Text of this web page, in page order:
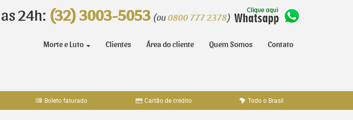
24h: (32) 3003-5053 (ou 0800 777 2378)
Morte e Luto Clientes Área do cliente Quem Somos Contato
Boleto faturado Cartão de crédito Todo o Brasil